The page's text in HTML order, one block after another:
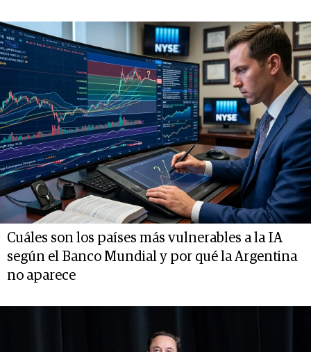
Cuáles son los países más vulnerables a la IA
según el Banco Mundial y por qué la Argentina
no aparece